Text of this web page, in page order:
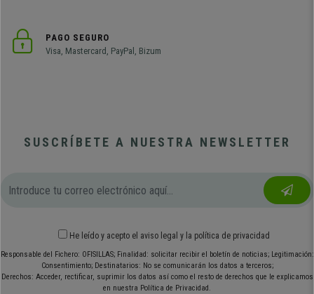
PAGO SEGURO
Visa, Mastercard, PayPal, Bizum
SUSCRÍBETE A NUESTRA NEWSLETTER
He leído y acepto el aviso legal y la política de privacidad
Responsable del Fichero: OFISILLAS; Finalidad: solicitar recibir el boletín de noticias; Legitimación:
Consentimiento; Destinatarios: No se comunicarán los datos a terceros;
Derechos: Acceder, rectificar, suprimir los datos así como el resto de derechos que le explicamos
en nuestra Política de Privacidad.